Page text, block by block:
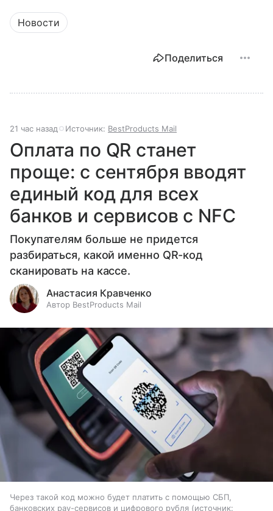
Новости
Поделиться
21 час назад Источник: BestProducts Mail
Оплата по QR станет
проще: с сентября вводят
единый код для всех
банков и сервисов с NFC
Покупателям больше не придется
разбираться, какой именно QR-код
сканировать на кассе.
Анастасия Кравченко
Автор BestProducts Mail
Через такой код можно будет платить с помощью СБП,
банковских pay-сервисов и цифрового рубля
источник: